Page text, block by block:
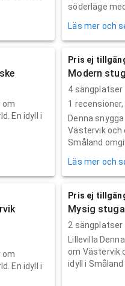
söderläge
Läs mer och
om
En idyll i
Pris ej
Modern
4 sängplatser
1 recensioner,
Denna
Västervik och
Småland
Läs mer och
om
En idyll i
Pris ej
Mysig
2 sängplatser
Lillevilla
om Västervik
idyll i Småland